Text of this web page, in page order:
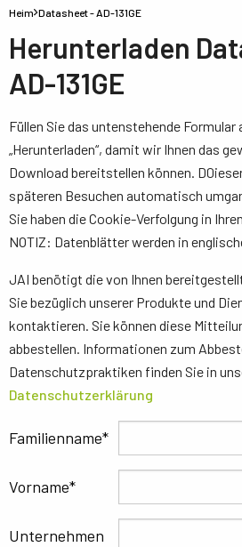
Heim Datasheet - AD-131GE
Herunterladen
AD-131GE
Füllen Sie das untenstehende Formular
„Herunterladen“, damit wir Ihnen das
Download bereitstellen können.
späteren Besuchen automatisch
Sie haben die Cookie-Verfolgung in
NOTIZ: Datenblätter werden in
JAI benötigt die von Ihnen
Sie bezüglich unserer Produkte und
kontaktieren. Sie können diese
abbestellen. Informationen zum
Datenschutzpraktiken finden Sie in
Datenschutzerklärung
Familienname
Vorname
Unternehmen